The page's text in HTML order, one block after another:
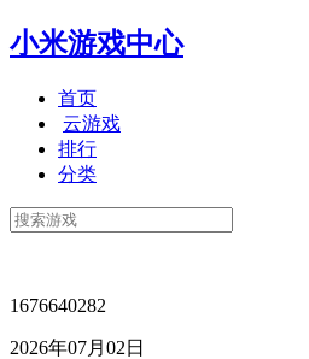
小米游戏中心
首页
云游戏
排行
分类
1676640282
2026年07月02日